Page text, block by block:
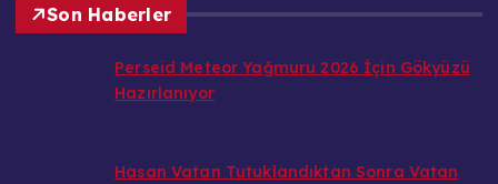
Son Haberler
Perseid Meteor Yağmuru 2026 İçin Gökyüzü
Hazırlanıyor
Hasan Vatan Tutuklandıktan Sonra Vatan